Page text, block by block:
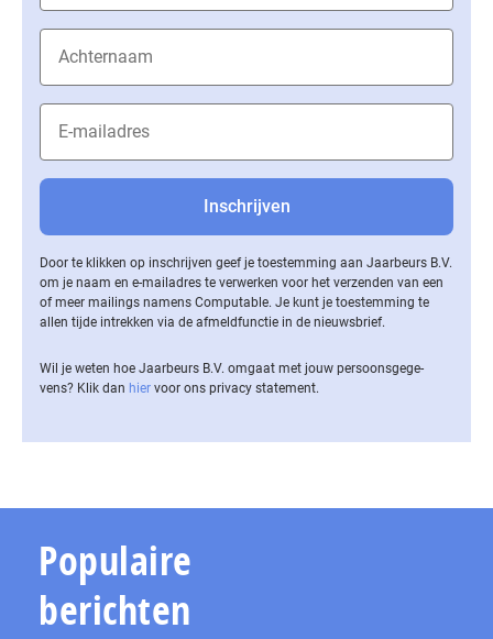
Door te klikken op inschrijven geef je toestemming aan Jaarbeurs B.V.
om je naam en e-mailadres te verwerken voor het verzenden van een
of meer mailings namens Computable. Je kunt je toestemming te
allen tijde intrekken via de af­meld­func­tie in de nieuwsbrief.
Wil je weten hoe Jaarbeurs B.V. omgaat met jouw per­soons­ge­ge­
vens? Klik dan hier voor ons privacy statement.
Populaire
berichten